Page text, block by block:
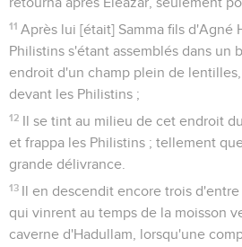
11 Après lui [était] Samma fils d'Agné
Philistins s'étant assemblés dans un
endroit d'un champ plein de
devant les Philistins ;
12 Il se tint au milieu de cet endroit
et frappa les Philistins ; tellement
grande délivrance.
13 Il en descendit encore trois
qui vinrent au temps de la moisson
caverne d'Hadullam, lorsqu'une